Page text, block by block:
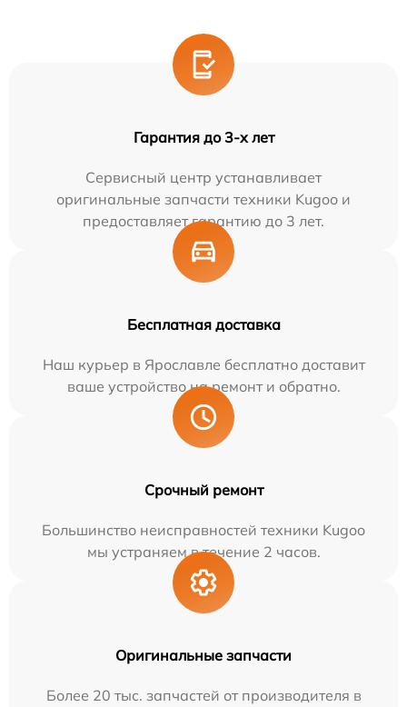
Гарантия до 3-х лет
Сервисный центр устанавливает
оригинальные запчасти техники Kugoo и
предоставляет гарантию до 3 лет.
Бесплатная доставка
Наш курьер в Ярославле бесплатно доставит
ваше устройство на ремонт и обратно.
Срочный ремонт
Большинство неисправностей техники Kugoo
мы устраняем в течение 2 часов.
Оригинальные запчасти
Более 20 тыс. запчастей от производителя в